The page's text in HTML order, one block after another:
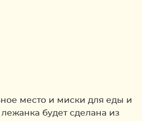
место и миски для еды и
будет сделана из